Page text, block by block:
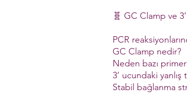
🧬 GC Clamp ve
PCR
GC Clamp nedir?
Neden bazı
3’ ucundaki yanlış
Stabil bağlanma